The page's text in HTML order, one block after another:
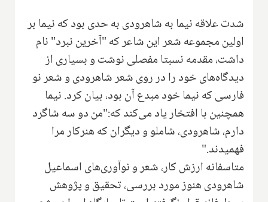
شدت علاقه نیما به شاهرودی به حدی بود که نیما بر
اولین مجموعه شعر این شاعر که "آخرین نبرد" نام
داشت، مقدمه نسبتا مفصلی نوشت و بسیاری از
دیدگاه‌های خود را در روی شعر شاهرودی و شعر نو
فارسی که نیما خود مبدع آن بود، بیان کرد. نیما
همچنین با‌ افتخار یاد می‌کند ‌که:"من دو سه شاگرد
دارم، شاهرودی، شاملو و دیگران که هنرکار مرا
فهمیدند."
متاسفانه ارزش کار، شعر و نوآوری‌های اسماعیل
شاهرودی هنوز مورد بررسی، تحقیق و پژوهش